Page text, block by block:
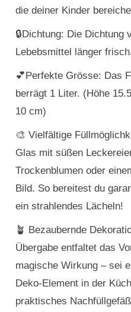
die deiner Kinder
🔒Dichtung: Die Dichtung
Lebebsmittel länger
💕Perfekte Grösse: Das
berrägt 1 Liter. (Höhe
10 cm)
🎨 Vielfältige
Glas mit süßen
Trockenblumen oder
Bild. So bereitest du
ein strahlendes Lächeln!
🪴 Bezaubernde
Übergabe entfaltet das
magische Wirkung – sei
Deko-Element in der
praktisches